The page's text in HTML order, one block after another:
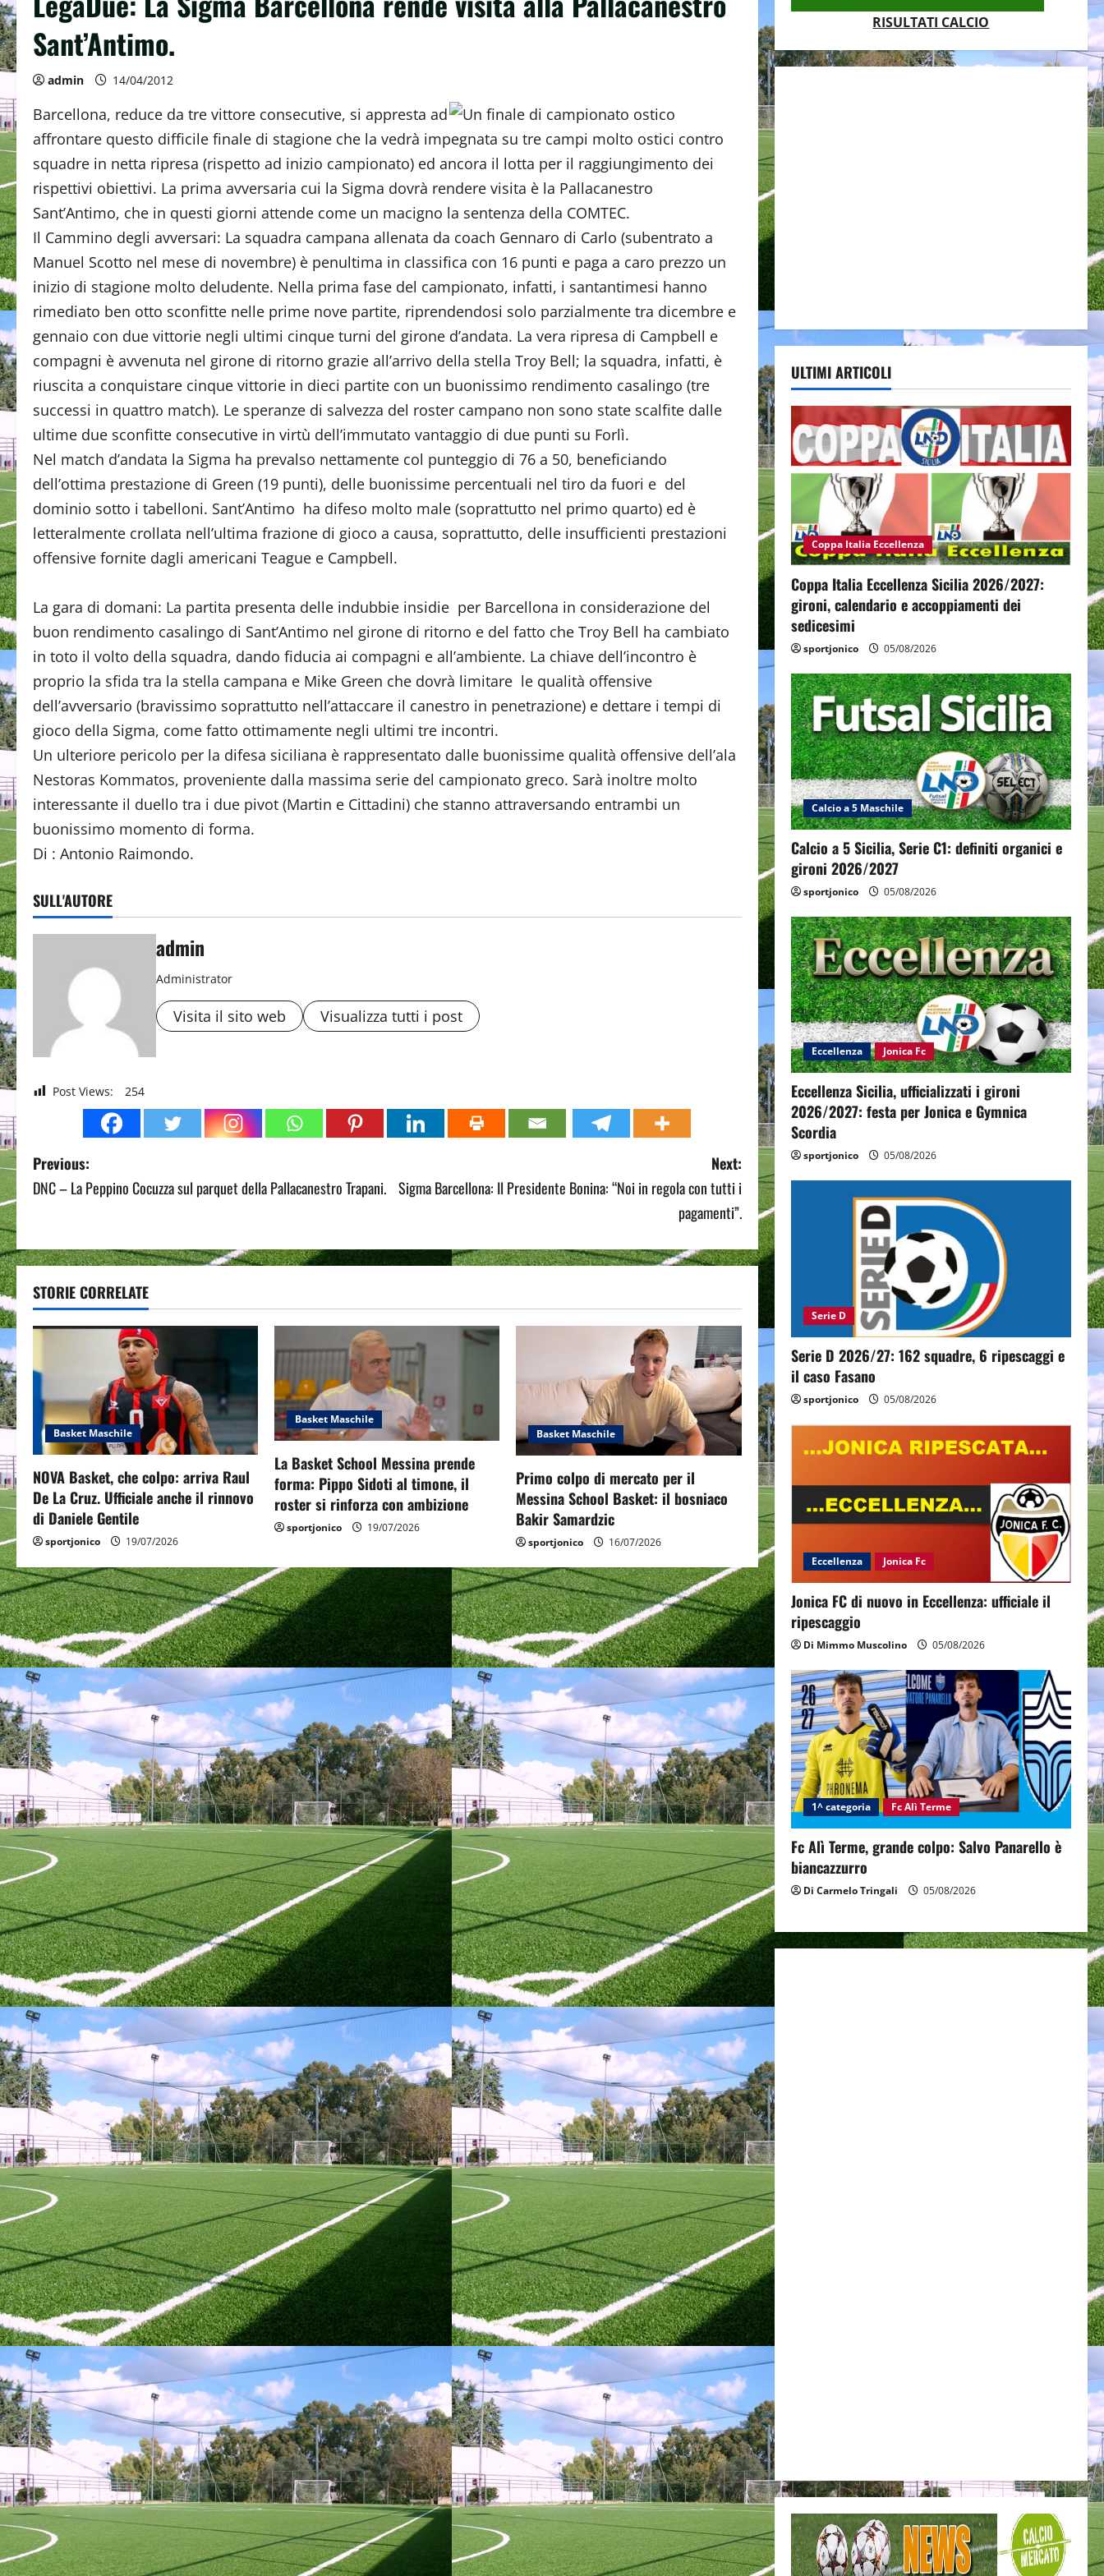
Sant’Antimo.
admin 14/04/2012
Barcellona, reduce da tre vittore consecutive, si appresta ad
affrontare questo difficile finale di stagione che la vedrà impegnata su tre campi molto ostici contro
squadre in netta ripresa (rispetto ad inizio campionato) ed ancora il lotta per il raggiungimento dei
rispettivi obiettivi. La prima avversaria cui la Sigma dovrà rendere visita è la Pallacanestro
Sant’Antimo, che in questi giorni attende come un macigno la sentenza della COMTEC.
Il Cammino degli avversari: La squadra campana allenata da coach Gennaro di Carlo (subentrato a
Manuel Scotto nel mese di novembre) è penultima in classifica con 16 punti e paga a caro prezzo un
inizio di stagione molto deludente. Nella prima fase del campionato, infatti, i santantimesi hanno
rimediato ben otto sconfitte nelle prime nove partite, riprendendosi solo parzialmente tra dicembre e
gennaio con due vittorie negli ultimi cinque turni del girone d’andata. La vera ripresa di Campbell e
compagni è avvenuta nel girone di ritorno grazie all’arrivo della stella Troy Bell; la squadra, infatti, è
riuscita a conquistare cinque vittorie in dieci partite con un buonissimo rendimento casalingo (tre
successi in quattro match). Le speranze di salvezza del roster campano non sono state scalfite dalle
ultime due sconfitte consecutive in virtù dell’immutato vantaggio di due punti su Forlì.
Nel match d’andata la Sigma ha prevalso nettamente col punteggio di 76 a 50, beneficiando
dell’ottima prestazione di Green (19 punti), delle buonissime percentuali nel tiro da fuori e del
dominio sotto i tabelloni. Sant’Antimo ha difeso molto male (soprattutto nel primo quarto) ed è
letteralmente crollata nell’ultima frazione di gioco a causa, soprattutto, delle insufficienti prestazioni
offensive fornite dagli americani Teague e Campbell.
La gara di domani: La partita presenta delle indubbie insidie per Barcellona in considerazione del
buon rendimento casalingo di Sant’Antimo nel girone di ritorno e del fatto che Troy Bell ha cambiato
in toto il volto della squadra, dando fiducia ai compagni e all’ambiente. La chiave dell’incontro è
proprio la sfida tra la stella campana e Mike Green che dovrà limitare le qualità offensive
dell’avversario (bravissimo soprattutto nell’attaccare il canestro in penetrazione) e dettare i tempi di
gioco della Sigma, come fatto ottimamente negli ultimi tre incontri.
Un ulteriore pericolo per la difesa siciliana è rappresentato dalle buonissime qualità offensive dell’ala
Nestoras Kommatos, proveniente dalla massima serie del campionato greco. Sarà inoltre molto
interessante il duello tra i due pivot (Martin e Cittadini) che stanno attraversando entrambi un
buonissimo momento di forma.
Di : Antonio Raimondo.
SULL'AUTORE
admin
Administrator
Visita il sito web Visualizza tutti i post
Post Views: 254
P
o
t
n
a
v
g
a
t
i
o
n
Previous:
DNC – La Peppino Cocuzza sul parquet della Pallacanestro Trapani.
Next:
Sigma Barcellona: Il Presidente Bonina: “Noi in regola con tutti i
pagamenti”.
STORIE CORRELATE
Basket Maschile
NOVA Basket, che colpo: arriva Raul
De La Cruz. Ufficiale anche il rinnovo
di Daniele Gentile
sportjonico 19/07/2026
Basket Maschile
La Basket School Messina prende
forma: Pippo Sidoti al timone, il
roster si rinforza con ambizione
sportjonico 19/07/2026
Basket Maschile
Primo colpo di mercato per il
Messina School Basket: il bosniaco
Bakir Samardzic
sportjonico 16/07/2026
RISULTATI CALCIO
ULTIMI ARTICOLI
Coppa Italia Eccellenza
Coppa Italia Eccellenza Sicilia 2026/2027:
gironi, calendario e accoppiamenti dei
sedicesimi
sportjonico 05/08/2026
Calcio a 5 Maschile
Calcio a 5 Sicilia, Serie C1: definiti organici e
gironi 2026/2027
sportjonico 05/08/2026
Eccellenza Jonica Fc
Eccellenza Sicilia, ufficializzati i gironi
2026/2027: festa per Jonica e Gymnica
Scordia
sportjonico 05/08/2026
Serie D
Serie D 2026/27: 162 squadre, 6 ripescaggi e
il caso Fasano
sportjonico 05/08/2026
Eccellenza Jonica Fc
Jonica FC di nuovo in Eccellenza: ufficiale il
ripescaggio
Di Mimmo Muscolino 05/08/2026
1^ categoria Fc Alì Terme
Fc Alì Terme, grande colpo: Salvo Panarello è
biancazzurro
Di Carmelo Tringali 05/08/2026